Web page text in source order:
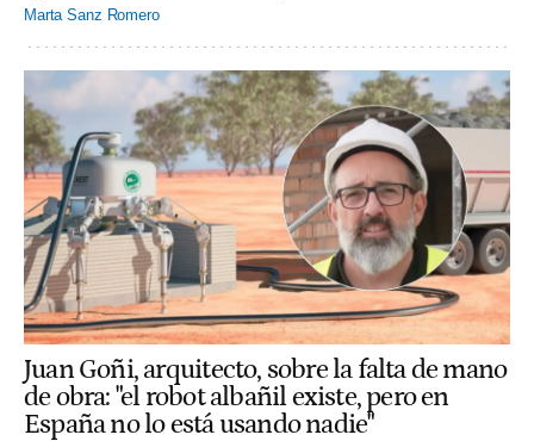
Marta Sanz Romero
Juan Goñi, arquitecto, sobre la falta de mano
de obra: "el robot albañil existe, pero en
España no lo está usando nadie"